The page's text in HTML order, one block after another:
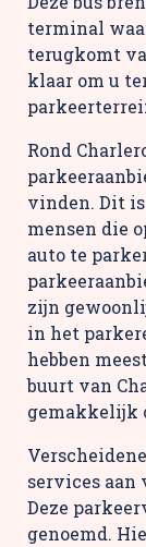
terminal
terugkomt
klaar om u
Rond
vinden. Dit
mensen die
auto te
zijn
in het
hebben
buurt van
gemakkelijk
services aan
Deze
genoemd.